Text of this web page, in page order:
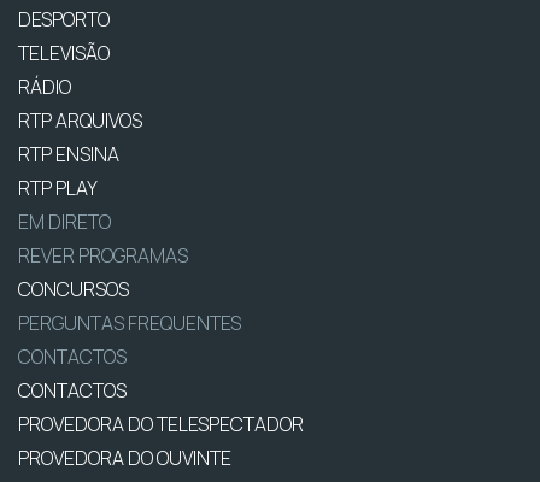
DESPORTO
TELEVISÃO
RÁDIO
RTP ARQUIVOS
RTP ENSINA
RTP PLAY
EM DIRETO
REVER PROGRAMAS
CONCURSOS
PERGUNTAS FREQUENTES
CONTACTOS
CONTACTOS
PROVEDORA DO TELESPECTADOR
PROVEDORA DO OUVINTE